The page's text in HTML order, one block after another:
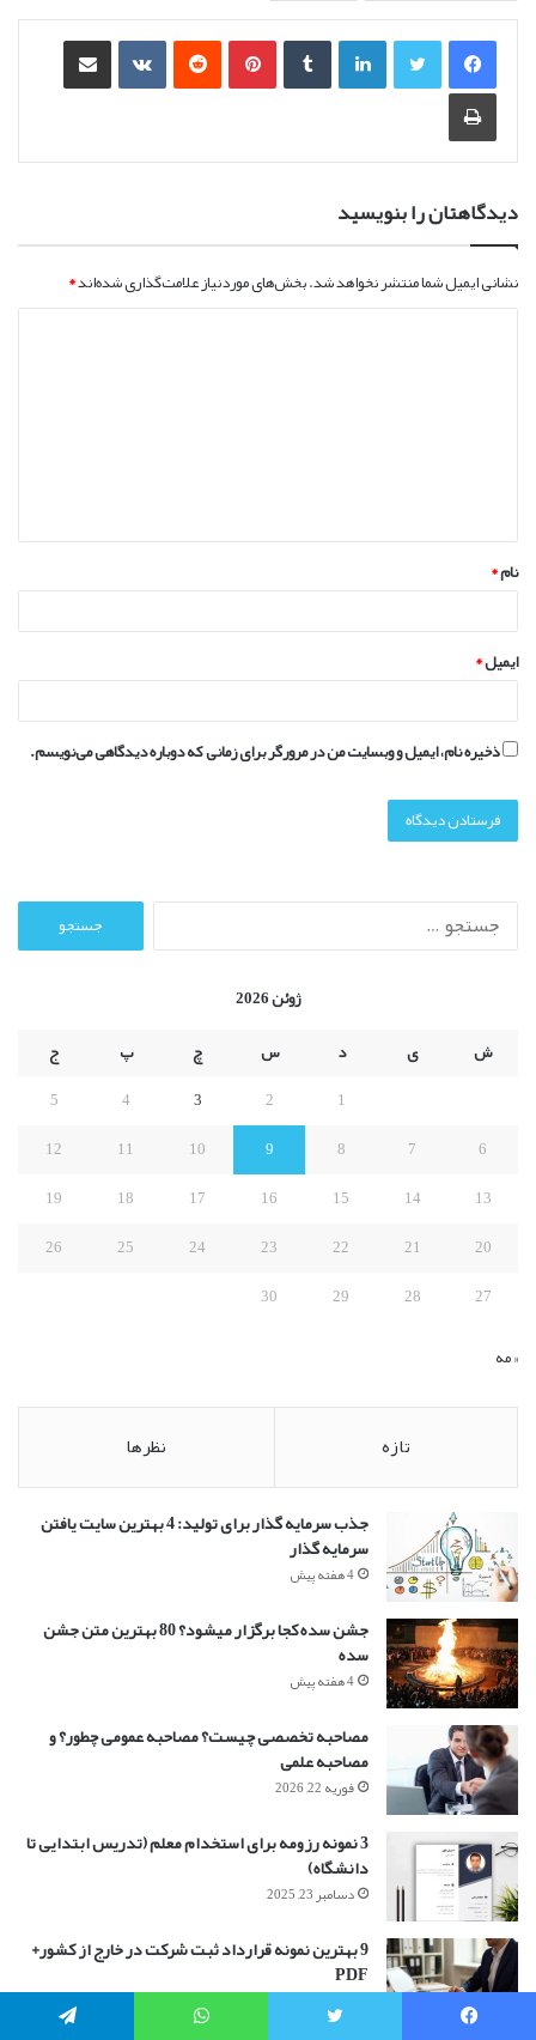
لینکدین ‫پین‌ترست ‫رددیت
چاپ
دیدگاهتان را بنویسید
نشانی ایمیل شما منتشر نخواهد شد.بخش‌های موردنیاز علامت‌گذاری شده‌اند*
*
نام*
ایمیل*
ذخیره نام، ایمیل و وبسایت من در مرورگر برای زمانی که دوباره دیدگاهی می‌نویسم.
ژوئن 2026
ش
ی د س چ پ
ج
1
2
3
4
5
6
7
8
9
10
11
12
13
14
15
16
17
18
19
20
21
22
23
24
25
26
27
28
29
30
« مه
تازه نظرها
جذب سرمایه گذار برای تولید: 4 بهترین سایت یافتن
سرمایه گذار
4 هفته پیش
جشن سده کجا برگزار میشود؟ 80 بهترین متن جشن
سده
4 هفته پیش
مصاحبه تخصصی چیست؟ مصاحبه عمومی چطور؟ و
مصاحبه علمی
فوریه 22, 2026
3 نمونه رزومه برای استخدام معلم (تدریس ابتدایی تا
دانشگاه)
دسامبر 23, 2025
9 بهترین نمونه قرارداد ثبت شرکت در خارج از کشور+
PDF
دسامبر 23, 2025